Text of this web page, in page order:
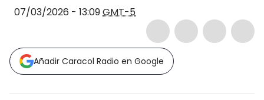
07/03/2026 - 13:09GMT-5
Añadir Caracol Radio en Google